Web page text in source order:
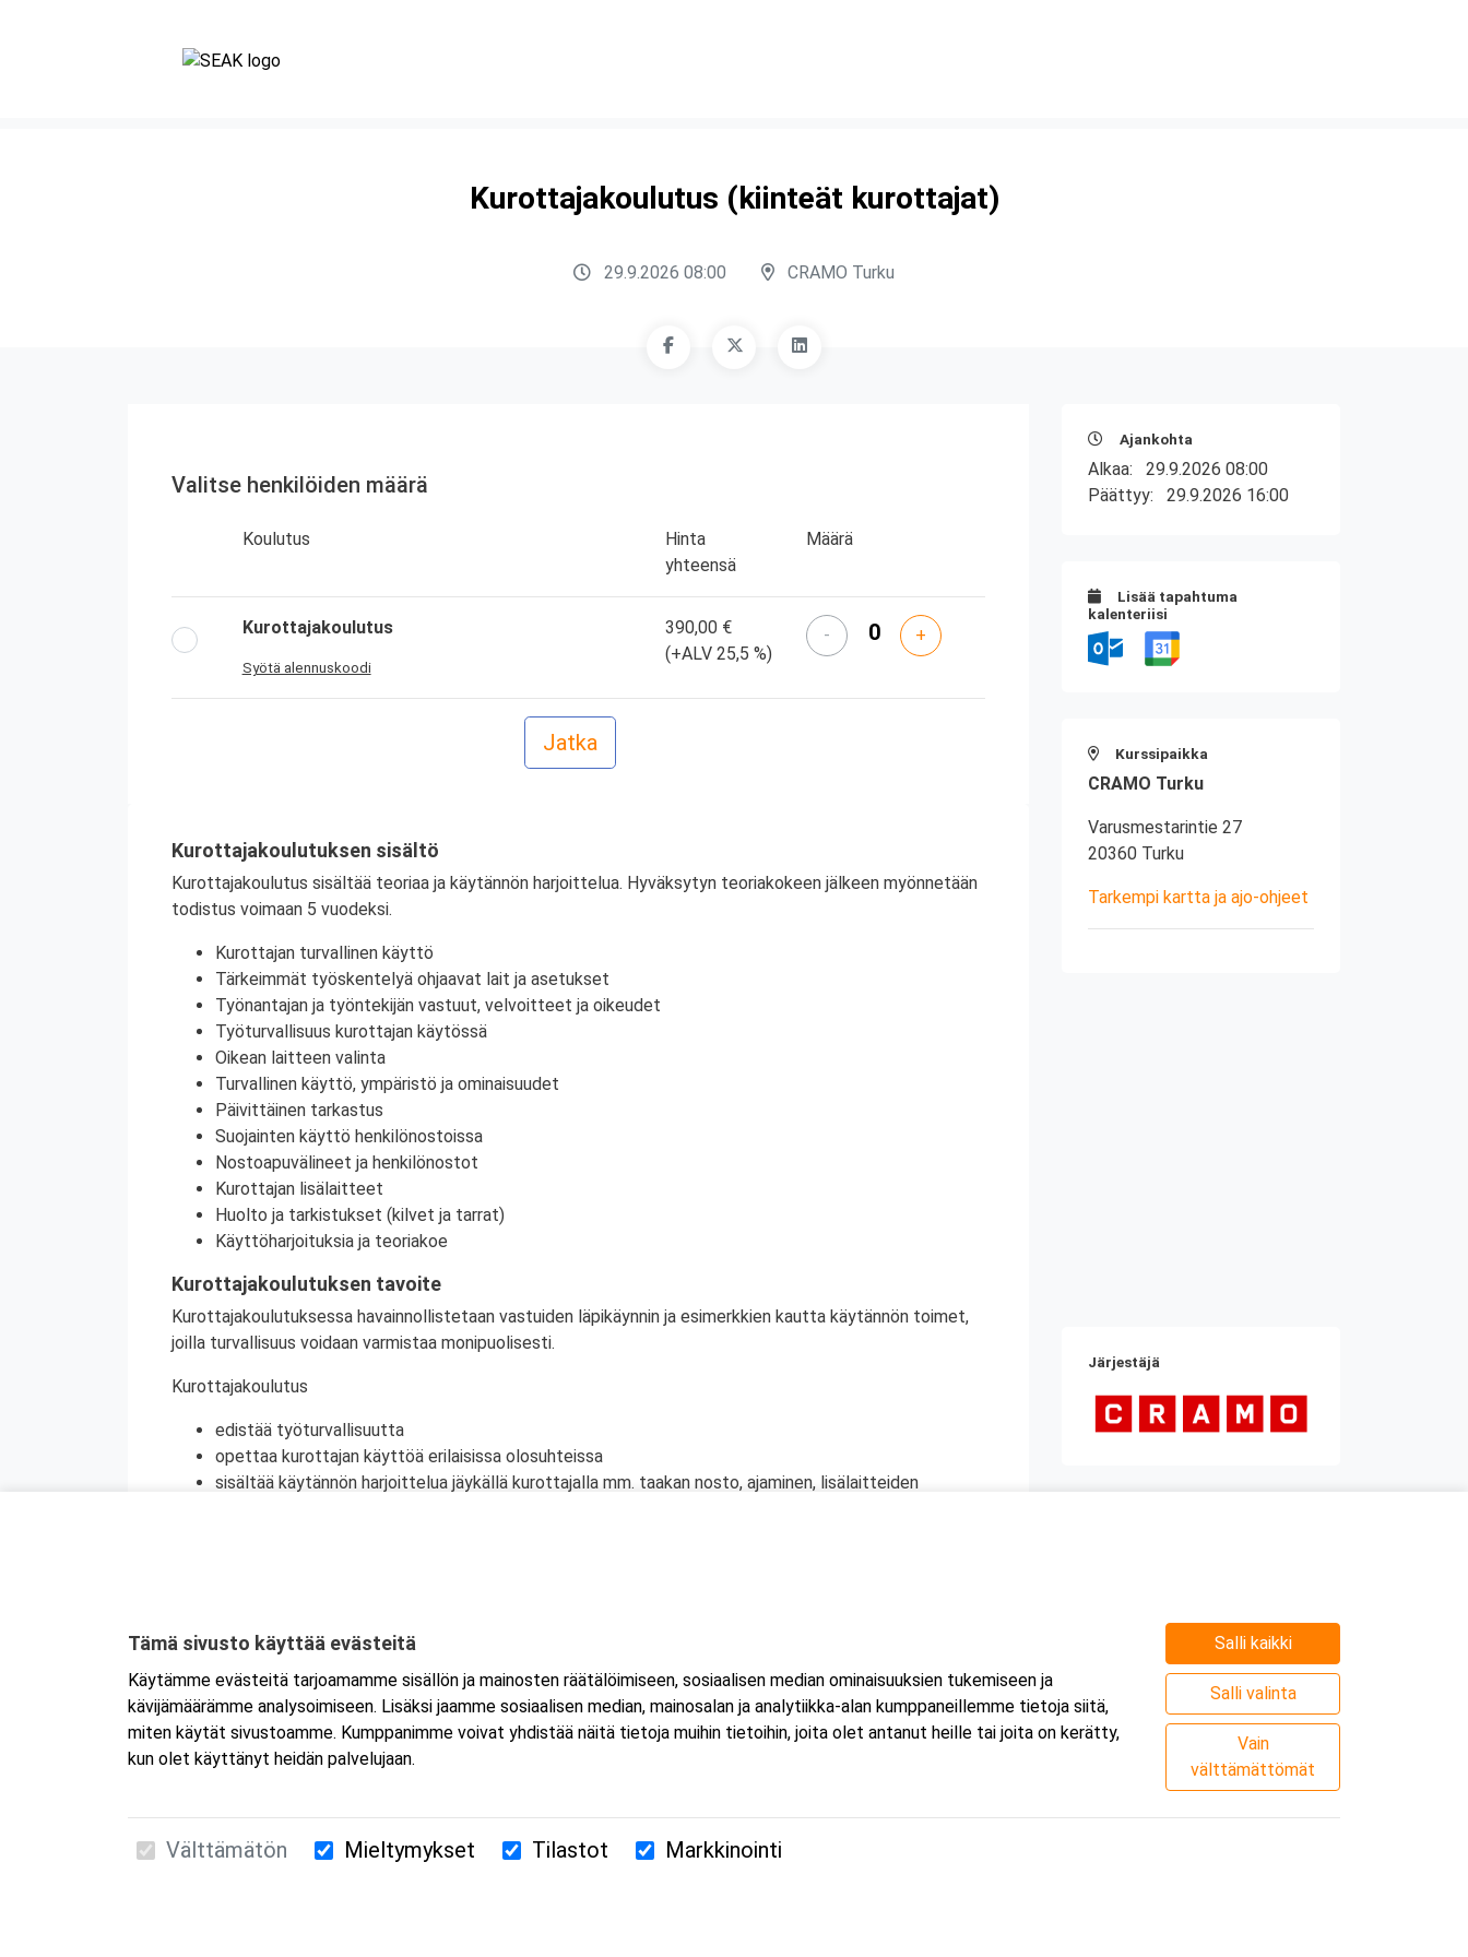
Kurottajakoulutus (kiinteät kurottajat)
29.9.2026 08:00 CRAMO Turku
Valitse henkilöiden määrä
Koulutus
Hinta
yhteensä
Määrä
Kurottajakoulutus
Syötä alennuskoodi
390,00 €
(+ALV 25,5 %)
- +
Kurottajakoulutuksen sisältö
Kurottajakoulutus sisältää teoriaa ja käytännön harjoittelua. Hyväksytyn teoriakokeen jälkeen myönnetään
todistus voimaan 5 vuodeksi.
Kurottajan turvallinen käyttö
Tärkeimmät työskentelyä ohjaavat lait ja asetukset
Työnantajan ja työntekijän vastuut, velvoitteet ja oikeudet
Työturvallisuus kurottajan käytössä
Oikean laitteen valinta
Turvallinen käyttö, ympäristö ja ominaisuudet
Päivittäinen tarkastus​
Suojainten käyttö henkilönostoissa​
Nostoapuvälineet ja henkilönostot
Kurottajan lisälaitteet
Huolto ja tarkistukset (kilvet ja tarrat)
Käyttöharjoituksia ja teoriakoe
Kurottajakoulutuksen tavoite
Kurottajakoulutuksessa havainnollistetaan vastuiden läpikäynnin ja esimerkkien kautta käytännön toimet,
joilla turvallisuus voidaan varmistaa monipuolisesti.
Kurottajakoulutus
edistää työturvallisuutta
opettaa kurottajan käyttöä erilaisissa olosuhteissa
sisältää käytännön harjoittelua jäykällä kurottajalla mm. taakan nosto, ajaminen, lisälaitteiden
Kurottajakoulutuksen kohderyhmä
säännöllisesti. Toteutus soveltuu myös esihenkilöille sekä työturvallisuusvastaaville, jotta he voivat
suunnitella nostotyön paremmin ja varmistaa turvallisen työskentely-ympäristön.
Ajankohta
Alkaa: 29.9.2026 08:00
Päättyy: 29.9.2026 16:00
Lisää tapahtuma
kalenteriisi
Kurssipaikka
CRAMO Turku
Varusmestarintie 27
20360 Turku
Tarkempi kartta ja ajo-ohjeet
Järjestäjä
Suomen Ensiapukoulutus Oy / Valimotie 21 / 00380 Helsinki
Tämä sivusto käyttää evästeitä
Käytämme evästeitä tarjoamamme sisällön ja mainosten räätälöimiseen, sosiaalisen median ominaisuuksien tukemiseen ja
kävijämäärämme analysoimiseen. Lisäksi jaamme sosiaalisen median, mainosalan ja analytiikka-alan kumppaneillemme tietoja siitä,
miten käytät sivustoamme. Kumppanimme voivat yhdistää näitä tietoja muihin tietoihin, joita olet antanut heille tai joita on kerätty,
kun olet käyttänyt heidän palvelujaan.
Salli kaikki
Salli valinta
Vain
välttämättömät
Välttämätön Mieltymykset Tilastot Markkinointi